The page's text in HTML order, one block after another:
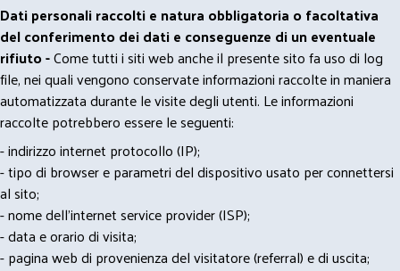
Dati personali raccolti e natura obbligatoria o facoltativa
del conferimento dei dati e conseguenze di un eventuale
rifiuto -Come tutti i siti web anche il presente sito fa uso di log
file, nei quali vengono conservate informazioni raccolte in maniera
automatizzata durante le visite degli utenti. Le informazioni
raccolte potrebbero essere le seguenti:
- indirizzo internet protocollo (IP);
- tipo di browser e parametri del dispositivo usato per connettersi
al sito;
- nome dell'internet service provider (ISP);
- data e orario di visita;
- pagina web di provenienza del visitatore (referral) e di uscita;